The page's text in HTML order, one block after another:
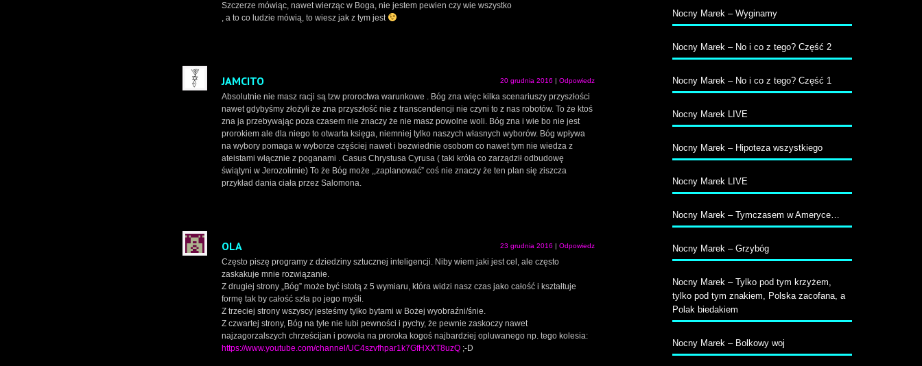
Szczerze mówiąc, nawet wierząc w Boga, nie jestem pewien czy wie wszystko
, a to co ludzie mówią, to wiesz jak z tym jest
JAMCITO 20 grudnia 2016 | Odpowiedz
Absolutnie nie masz racji są tzw proroctwa warunkowe . Bóg zna więc kilka scenariuszy przyszłości
nawet gdybyśmy złożyli że zna przyszłość nie z transcendencji nie czyni to z nas robotów. To że ktoś
zna ja przebywając poza czasem nie znaczy że nie masz powolne woli. Bóg zna i wie bo nie jest
prorokiem ale dla niego to otwarta księga, niemniej tylko naszych własnych wyborów. Bóg wpływa
na wybory pomaga w wyborze częściej nawet i bezwiednie osobom co nawet tym nie wiedza z
ateistami włącznie z poganami . Casus Chrystusa Cyrusa ( taki króla co zarządził odbudowę
świątyni w Jerozolimie) To że Bóg może ,,zaplanować” coś nie znaczy że ten plan się ziszcza
przykład dania ciała przez Salomona.
OLA 23 grudnia 2016 | Odpowiedz
Często piszę programy z dziedziny sztucznej inteligencji. Niby wiem jaki jest cel, ale często
zaskakuje mnie rozwiązanie.
Z drugiej strony „Bóg” może być istotą z 5 wymiaru, która widzi nasz czas jako całość i kształtuje
formę tak by całość szła po jego myśli.
Z trzeciej strony wszyscy jesteśmy tylko bytami w Bożej wyobraźni/śnie.
Z czwartej strony, Bóg na tyle nie lubi pewności i pychy, że pewnie zaskoczy nawet
najzagorzalszych chrześcijan i powoła na proroka kogoś najbardziej opluwanego np. tego kolesia:
https://www.youtube.com/channel/UC4szvfhpar1k7GfHXXT8uzQ ;-D
Nocny Marek – Wyginamy
Nocny Marek – No i co z tego? Część 2
Nocny Marek – No i co z tego? Część 1
Nocny Marek LIVE
Nocny Marek – Hipoteza wszystkiego
Nocny Marek LIVE
Nocny Marek – Tymczasem w Ameryce…
Nocny Marek – Grzybóg
Nocny Marek – Tylko pod tym krzyżem,
tylko pod tym znakiem, Polska zacofana, a
Polak biedakiem
Nocny Marek – Bolkowy woj